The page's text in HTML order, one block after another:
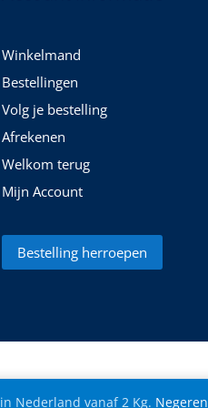
in Nederland vanaf 2 Kg. Negeren
Winkelmand
Bestellingen
Volg je bestelling
Afrekenen
Welkom terug
Mijn Account
Bestelling herroepen